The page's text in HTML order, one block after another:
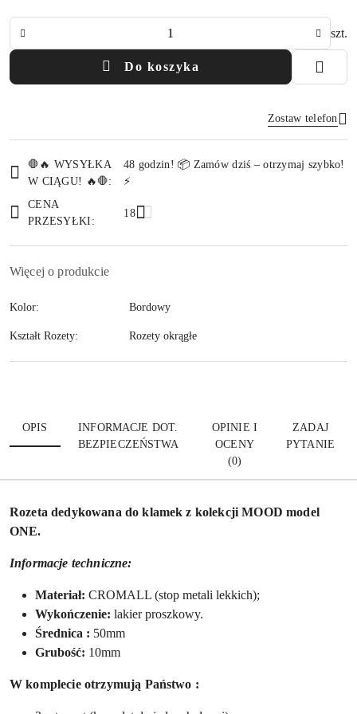
szt.
Do koszyka
Zostaw telefon
i
dostawa
🛑🔥 WYSYŁKA
W CIĄGU! 🔥🛑:
48 godzin! 📦 Zamów dziś – otrzymaj szybko!
⚡
CENA
PRZESYŁKI:
18
Więcej o produkcie
Kolor: Bordowy
Kształt Rozety: Rozety okrągłe
OPIS
INFORMACJE DOT.
BEZPIECZEŃSTWA
OPINIE I
OCENY
(0)
ZADAJ
PYTANIE
Rozeta dedykowana do klamek z kolekcji MOOD model
ONE.
Informacje techniczne:
Materiał: CROMALL (stop metali lekkich);
Wykończenie: lakier proszkowy.
Średnica : 50mm
Grubość: 10mm
W komplecie otrzymują Państwo :